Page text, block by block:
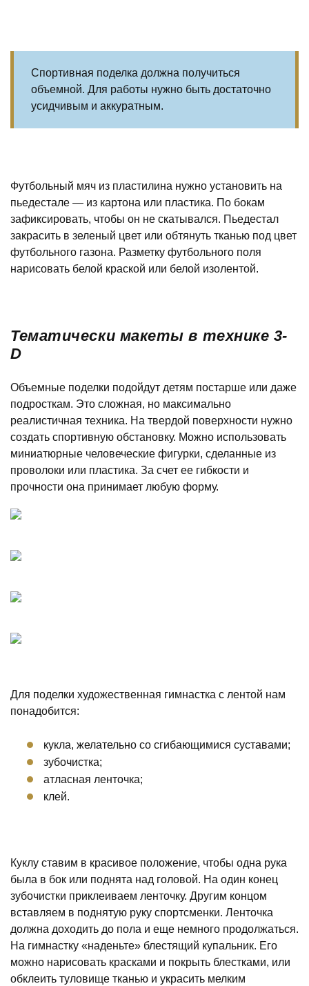
Спортивная поделка должна получиться
объемной. Для работы нужно быть достаточно
усидчивым и аккуратным.
Футбольный мяч из пластилина нужно установить на
пьедестале — из картона или пластика. По бокам
зафиксировать, чтобы он не скатывался. Пьедестал
закрасить в зеленый цвет или обтянуть тканью под цвет
футбольного газона. Разметку футбольного поля
нарисовать белой краской или белой изолентой.
Тематически макеты в технике 3-
D
Объемные поделки подойдут детям постарше или даже
подросткам. Это сложная, но максимально
реалистичная техника. На твердой поверхности нужно
создать спортивную обстановку. Можно использовать
миниатюрные человеческие фигурки, сделанные из
проволоки или пластика. За счет ее гибкости и
прочности она принимает любую форму.
Для поделки художественная гимнастка с лентой нам
понадобится:
кукла, желательно со сгибающимися суставами;
зубочистка;
атласная ленточка;
клей.
Куклу ставим в красивое положение, чтобы одна рука
была в бок или поднята над головой. На один конец
зубочистки приклеиваем ленточку. Другим концом
вставляем в поднятую руку спортсменки. Ленточка
должна доходить до пола и еще немного продолжаться.
На гимнастку «наденьте» блестящий купальник. Его
можно нарисовать красками и покрыть блестками, или
обклеить туловище тканью и украсить мелким